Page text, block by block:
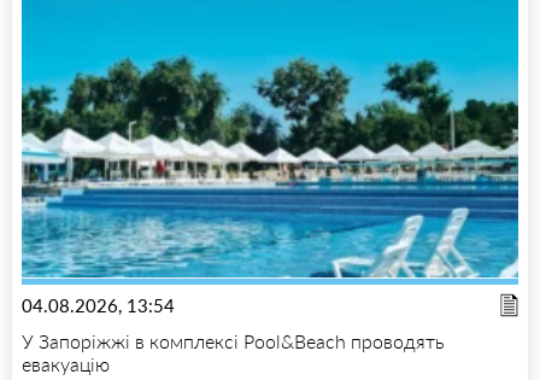
04.08.2026, 13:54
У Запоріжжі в комплексі Pool&Beach проводять
евакуацію